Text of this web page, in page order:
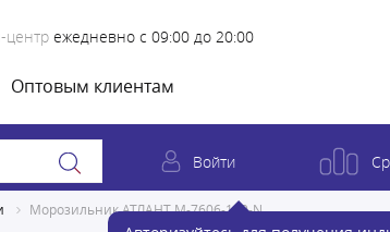
центр ежедневно с 09:00 до 20:00
Оптовым клиентам
Войти
Морозильник АТЛАНТ М-7606-100-N